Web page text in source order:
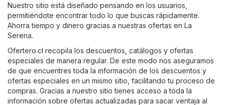
Nuestro sitio está diseñado pensando en los usuarios,
permitiéndote encontrar todo lo que buscas rápidamente.
Ahorra tiempo y dinero gracias a nuestras ofertas en La
Serena.
Ofertero.cl recopila los descuentos, catálogos y ofertas
especiales de manera regular. De este modo nos aseguramos
de que encuentres toda la información de los descuentos y
ofertas especiales en un mismo sitio, facilitando tu proceso de
compras. Gracias a nuestro sitio tienes acceso a toda la
información sobre ofertas actualizadas para sacar ventaja al